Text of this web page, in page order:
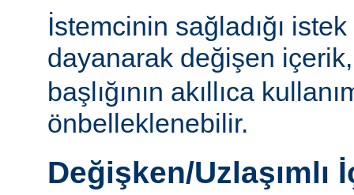
İstemcinin sağladığı istek
dayanarak değişen
başlığının akıllıca
önbelleklenebilir.
Değişken/Uzlaşımlı